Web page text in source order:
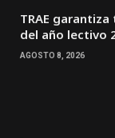
TRAE
del año lectivo
AGOSTO 8, 2026